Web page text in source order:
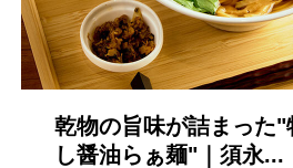
乾物の旨味が詰まった"
し醤油らぁ麺"｜須永...